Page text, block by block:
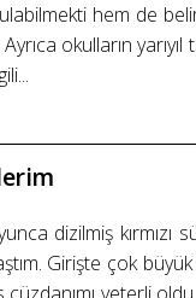
hem de
okulların
dizilmiş kırmızı
Girişte çok